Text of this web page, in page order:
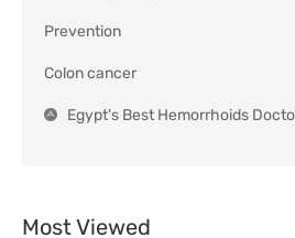
Prevention
Colon cancer
Egypt's Best Hemorrhoids
Most Viewed